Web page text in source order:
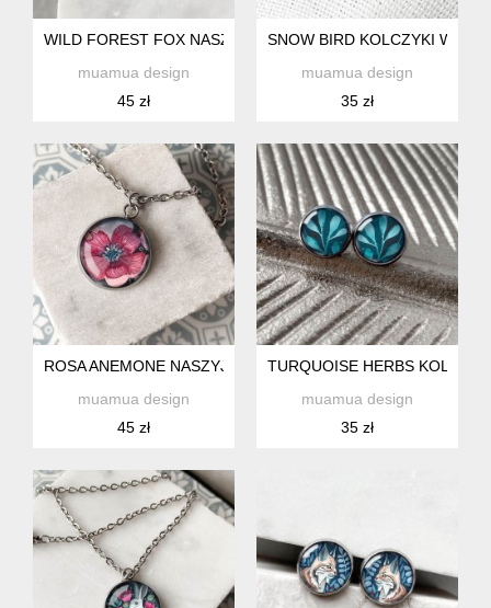
WILD FOREST FOX NASZYJNIK NA URODZINY
muamua design
45 zł
SNOW BIRD KOLCZYKI
muamua design
35 zł
ROSA ANEMONE NASZYJNIK NA SPECJALNĄ OKAZJĘ
muamua design
45 zł
TURQUOISE HERBS
muamua design
35 zł